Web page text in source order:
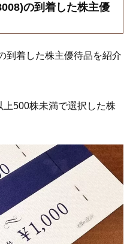
の到着した株主優
到着した株主優待品を紹介
500株未満で選択した株